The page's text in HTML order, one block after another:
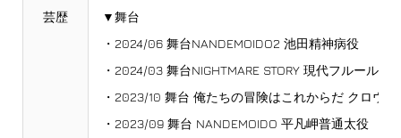
芸歴
▼舞台
・2024/06 舞台NANDEMOIDO2 池田精神病役
・2024/03 舞台NIGHTMARE STORY 現代フルール役
・2023/10 舞台 俺たちの冒険はこれからだ クロウ役
・2023/09 舞台 NANDEMOIDO 平凡岬普通太役